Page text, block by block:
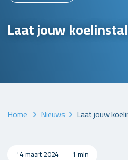
Laat jouw
Home Nieuws Laat jouw
14 maart 2024 1 min